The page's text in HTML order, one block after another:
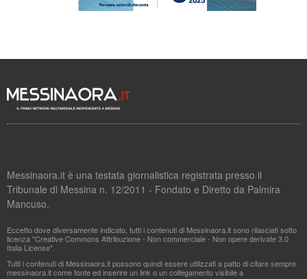
Messinaora.it è una testata giornalistica registrata presso il
Tribunale di Messina n. 12/2011 - Fondato e Diretto da Palmira
Mancuso.
Eccetto dove diversamente indicato, tutti i contenuti di Messinaora.it sono rilasciati sotto
licenza "Creative Commons Attribuzione - Non commerciale - Non opere derivate 3.0
Italia License".
Tutti i contenuti di Messinaora.it possono quindi essere utilizzati a patto di citare sempre
messinaora.it come fonte ed inserire un link o un collegamento visibile a